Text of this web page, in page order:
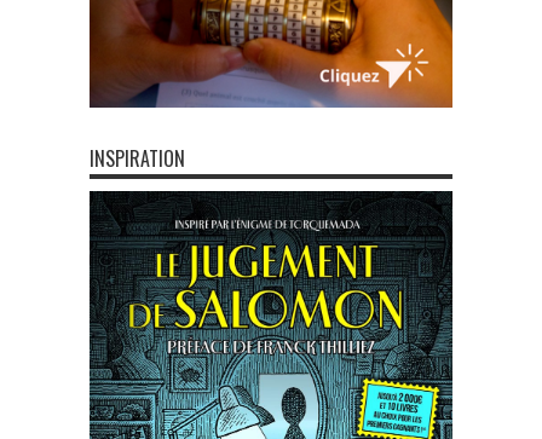
INSPIRATION